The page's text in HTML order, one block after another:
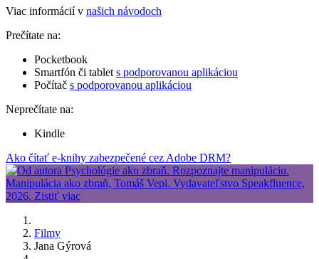
Viac informácií v našich návodoch
Prečítate na:
Pocketbook
Smartfón či tablet s podporovanou aplikáciou
Počítač s podporovanou aplikáciou
Neprečítate na:
Kindle
Ako čítať e-knihy zabezpečené cez Adobe DRM?
Filmy
Jana Gýrová